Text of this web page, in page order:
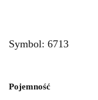
Symbol: 6713
Pojemność